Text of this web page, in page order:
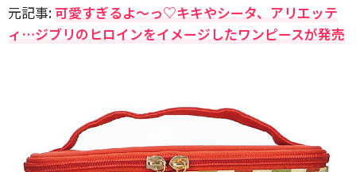
元記事:可愛すぎるよ〜っ♡キキやシータ、アリエッテ
ィ…ジブリのヒロインをイメージしたワンピースが発売